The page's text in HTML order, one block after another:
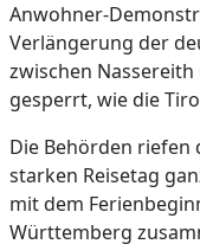
Anwohner-
Verlängerung der
zwischen
gesperrt, wie die
Die Behörden riefen
starken Reisetag
mit dem
Württemberg